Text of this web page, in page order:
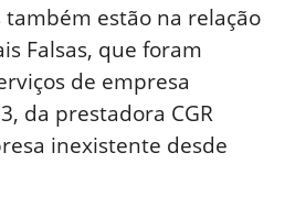
estão na relação
Falsas, que foram
de empresa
da prestadora CGR
inexistente desde